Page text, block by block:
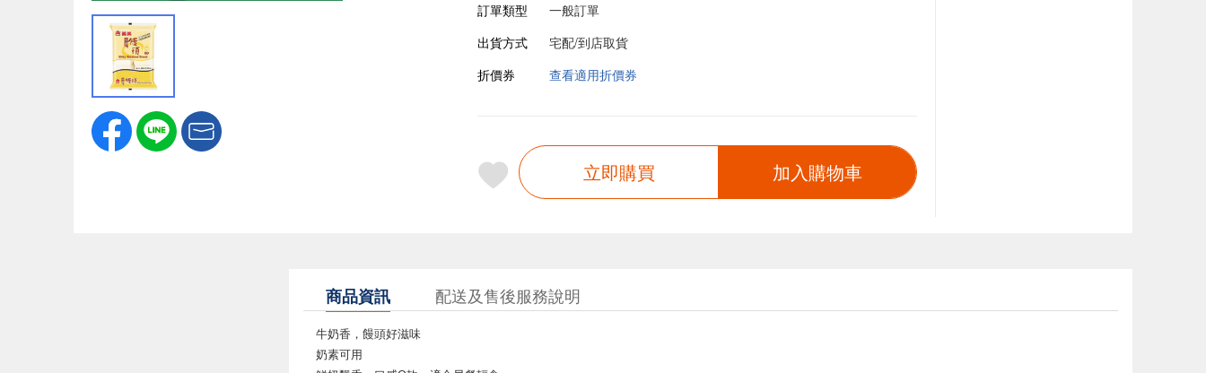
訂單類型
一般訂單
出貨方式
宅配/到店取貨
折價券
查看適用折價券
立即購買 加入購物車
商品資訊 配送及售後服務說明
牛奶香，饅頭好滋味
奶素可用